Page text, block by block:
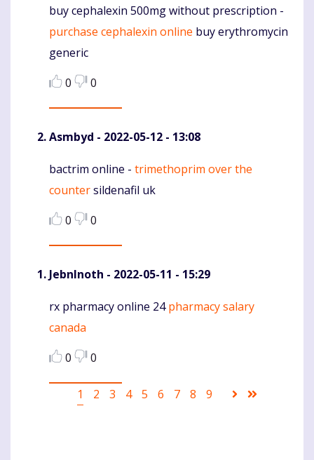
Komentaras
buy cephalexin 500mg without prescription -
purchase cephalexin online buy erythromycin
generic
0
0
Asmbyd - 2022-05-12 - 13:08
Komentaras
bactrim online - trimethoprim over the
countersildenafil uk
0
0
JebnInoth - 2022-05-11 - 15:29
Komentaras
rx pharmacy online 24pharmacy salary
canada
0
0
Pagination
Current
1 Puslapis
2 Puslapis
3 Puslapis
4 Puslapis
5 Puslapis
6 Puslapis
7 Puslapis
8 Puslapis
9
Sekantis